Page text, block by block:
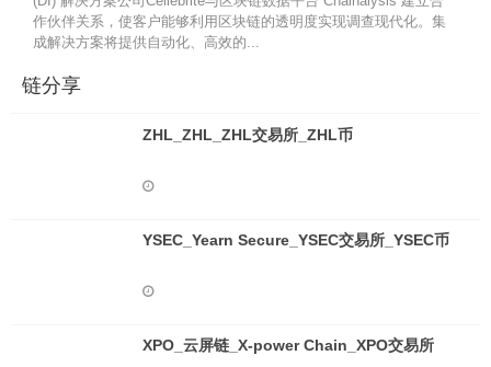
作伙伴关系，使客户能够利用区块链的透明度实现调查现代化。集
成解决方案将提供自动化、高效的...
链分享
ZHL_ZHL_ZHL交易所_ZHL币
YSEC_Yearn Secure_YSEC交易所_YSEC币
XPO_云屏链_X-power Chain_XPO交易所